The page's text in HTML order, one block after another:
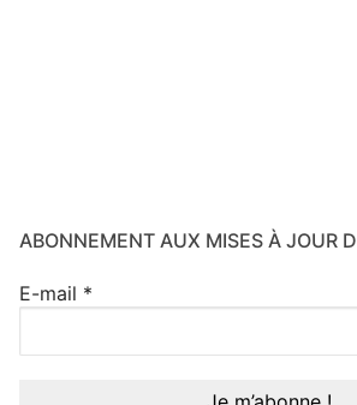
ABONNEMENT AUX MISES À JOUR
E-mail *